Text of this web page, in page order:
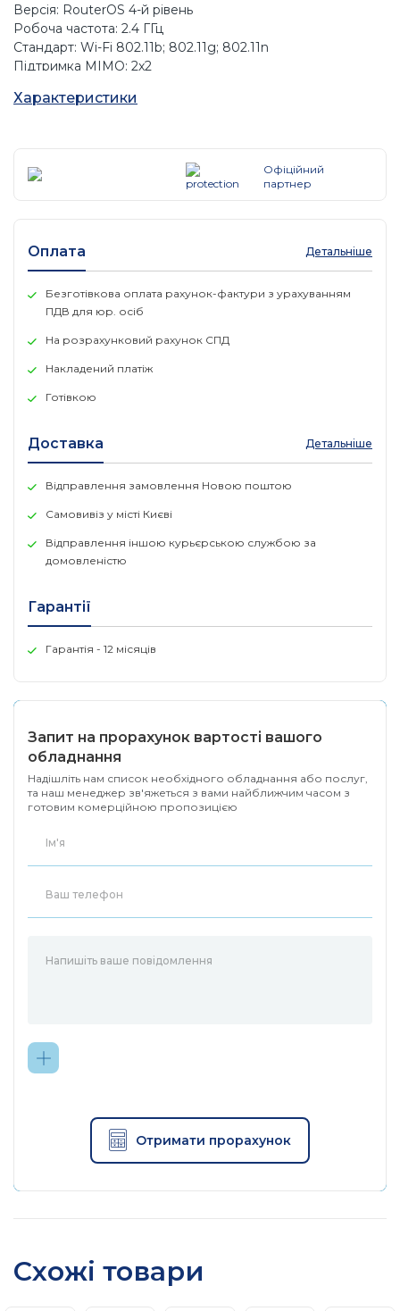
Версія: RouterOS 4-й рівень
Робоча частота: 2.4 ГГц
Стандарт: Wi-Fi 802.11b; 802.11g; 802.11n
Підтримка MIMO: 2x2
Вихідна потужність: 22 дБм
Можливість з 'єднати 3G/4G-модем: Так
Робоча температура: Від -30 ° C до + 70 ° C
Виробник: MikroTik
Країна бренду: Латвія
SKU Vendor: RB951Ui-2nD
Гарантія: 12 місяців
Характеристики
Офіційний
партнер
Оплата Детальніше
Безготівкова оплата рахунок-фактури з урахуванням
ПДВ для юр. осіб
На розрахунковий рахунок СПД
Накладений платіж
Готівкою
Доставка Детальніше
Відправлення замовлення Новою поштою
Самовивіз у місті Києві
Відправлення іншою курьєрською службою за
домовленістю
Гарантії
Гарантія - 12 місяців
Запит на прорахунок вартості вашого
обладнання
Надішліть нам список необхідного обладнання або послуг,
та наш менеджер зв'яжеться з вами найближчим часом з
готовим комерційною пропозицією
Отримати прорахунок
Схожі товари